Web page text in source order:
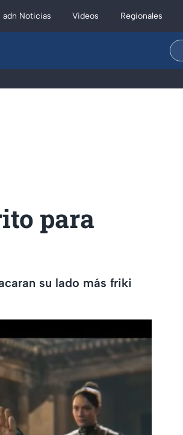
adn Noticias Videos Regionales
para
su lado más friki